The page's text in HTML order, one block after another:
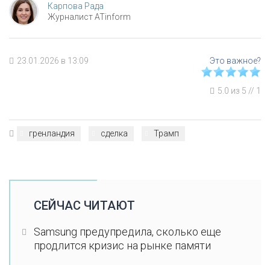
Карпова Рада
Журналист ATinform
23.01.2026 в 13:09
5.0 из 5 // 1
гренландия сделка Трамп
СЕЙЧАС ЧИТАЮТ
Samsung предупредила, сколько еще
продлится кризис на рынке памяти